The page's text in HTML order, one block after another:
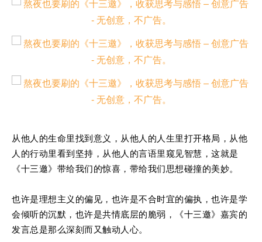
从他人的生命里找到意义，从他人的人生里打开格局，从他
人的行动里看到坚持，从他人的言语里窥见智慧，这就是
《十三邀》带给我们的惊喜，带给我们思想碰撞的美妙。
也许是理想主义的偏见，也许是不合时宜的偏执，也许是学
会倾听的沉默，也许是共情底层的脆弱，《十三邀》嘉宾的
发言总是那么深刻而又触动人心。